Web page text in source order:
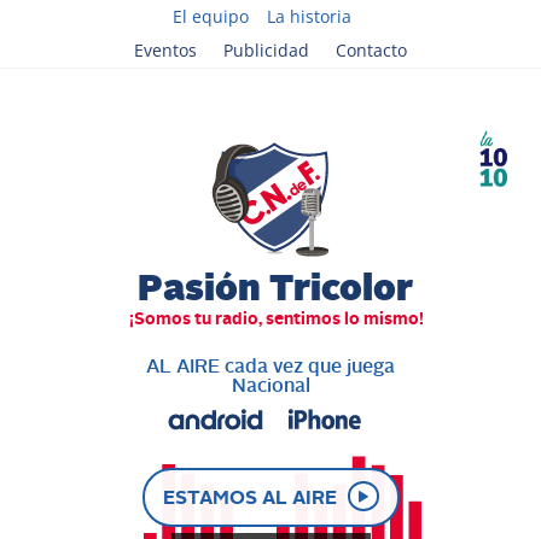
El equipo
La historia
Eventos
Publicidad Contacto
AL AIRE cada vez que juega
Nacional
ESTAMOS AL AIRE